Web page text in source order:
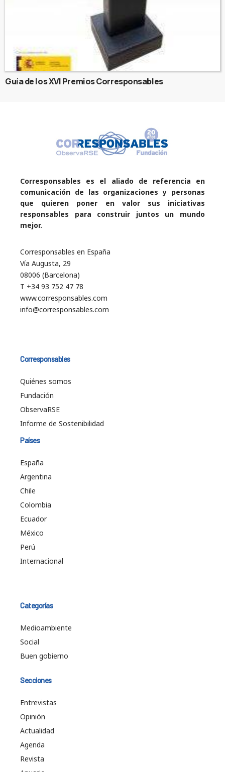
Guía de los XVI Premios Corresponsables
Corresponsables es el aliado de referencia en
comunicación de las organizaciones y personas
que quieren poner en valor sus iniciativas
responsables para construir juntos un mundo
mejor.
Corresponsables en España
Vía Augusta, 29
08006 (Barcelona)
T +34 93 752 47 78
www.corresponsables.com
info@corresponsables.com
Corresponsables
Quiénes somos
Fundación
ObservaRSE
Informe de Sostenibilidad
Países
España
Argentina
Chile
Colombia
Ecuador
México
Perú
Internacional
Categorías
Medioambiente
Social
Buen gobierno
Secciones
Entrevistas
Opinión
Actualidad
Agenda
Revista